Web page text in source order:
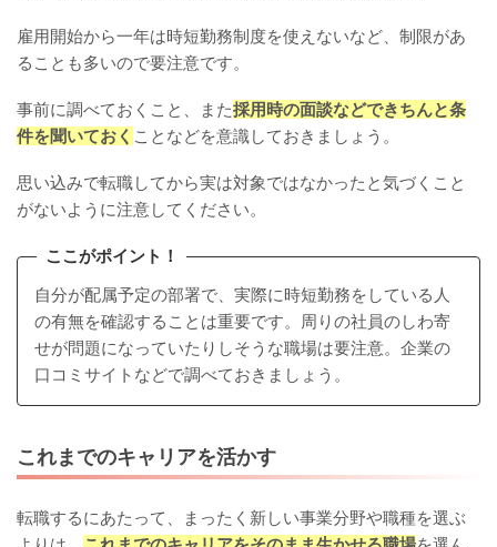
雇用開始から一年は時短勤務制度を使えないなど、制限があ
ることも多いので要注意です。
事前に調べておくこと、また採用時の面談などできちんと条
件を聞いておく ことなどを意識しておきましょう。
思い込みで転職してから実は対象ではなかったと気づくこと
がないように注意してください。
ここがポイント！
自分が配属予定の部署で、実際に時短勤務をしている人
の有無を確認することは重要です。周りの社員のしわ寄
せが問題になっていたりしそうな職場は要注意。企業の
口コミサイトなどで調べておきましょう。
これまでのキャリアを活かす
転職するにあたって、まったく新しい事業分野や職種を選ぶ